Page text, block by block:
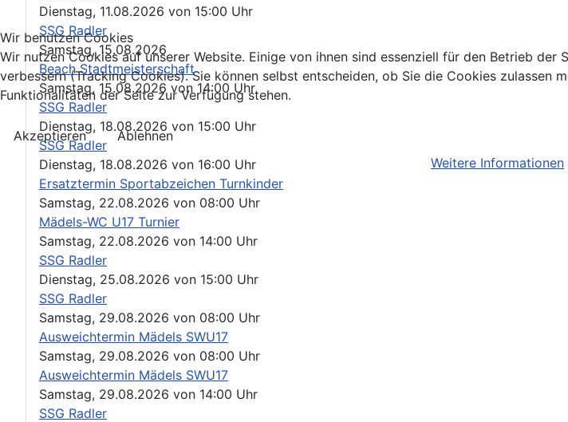
Dienstag, 11.08.2026 von 15:00 Uhr
SSG Radler
Samstag, 15.08.2026
Beach Stadtmeisterschaft
Samstag, 15.08.2026 von 14:00 Uhr
SSG Radler
Dienstag, 18.08.2026 von 15:00 Uhr
SSG Radler
Dienstag, 18.08.2026 von 16:00 Uhr
Ersatztermin Sportabzeichen Turnkinder
Samstag, 22.08.2026 von 08:00 Uhr
Mädels-WC U17 Turnier
Samstag, 22.08.2026 von 14:00 Uhr
SSG Radler
Dienstag, 25.08.2026 von 15:00 Uhr
SSG Radler
Samstag, 29.08.2026 von 08:00 Uhr
Ausweichtermin Mädels SWU17
Samstag, 29.08.2026 von 08:00 Uhr
Ausweichtermin Mädels SWU17
Samstag, 29.08.2026 von 14:00 Uhr
SSG Radler
Wir benutzen Cookies
Wir nutzen Cookies auf unserer Website. Einige von ihnen sind essenziell für den Betrieb
verbessern (Tracking Cookies). Sie können selbst entscheiden, ob Sie die Cookies
Funktionalitäten der Seite zur Verfügung stehen.
Akzeptieren
Ablehnen
Weitere Informationen